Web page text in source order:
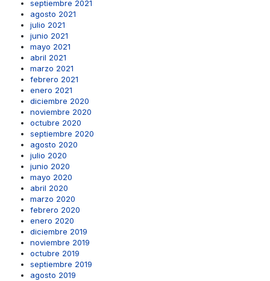
septiembre 2021
agosto 2021
julio 2021
junio 2021
mayo 2021
abril 2021
marzo 2021
febrero 2021
enero 2021
diciembre 2020
noviembre 2020
octubre 2020
septiembre 2020
agosto 2020
julio 2020
junio 2020
mayo 2020
abril 2020
marzo 2020
febrero 2020
enero 2020
diciembre 2019
noviembre 2019
octubre 2019
septiembre 2019
agosto 2019